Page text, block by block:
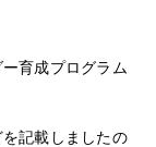
育成プログラム
記載しましたの